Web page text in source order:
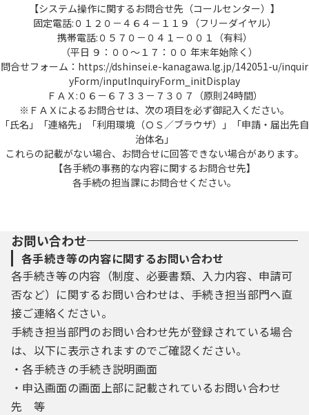
【システム操作に関するお問合せ先（コールセンター）】
固定電話:０１２０－４６４－１１９（フリーダイヤル）
携帯電話:０５７０－０４１－００１（有料）
（平日 ９：００～１７：００ 年末年始除く）
問合せフォーム：https://dshinsei.e-kanagawa.lg.jp/142051-u/inquir
yForm/inputInquiryForm_initDisplay
ＦＡＸ:０６－６７３３－７３０７（原則24時間）
※ＦＡＸによるお問合せは、次の項目を必ず御記入ください。
「氏名」「連絡先」「利用環境（ＯＳ／ブラウザ）」「申請・届出先自
治体名」
これらの記載がない場合、お問合せに回答できない場合があります。
【各手続の事務的な内容に関するお問合せ先】
各手続の担当課にお問合せください。
お問い合わせ
各手続き等の内容に関するお問い合わせ
各手続き等の内容（制度、必要書類、入力内容、申請可
否など）に関するお問い合わせは、手続き担当部門へ直
接ご連絡ください。
手続き担当部門のお問い合わせ先が登録されている場合
は、以下に表示されますのでご確認ください。
・各手続きの手続き説明画面
・申込画面の画面上部に記載されているお問い合わせ
先 等